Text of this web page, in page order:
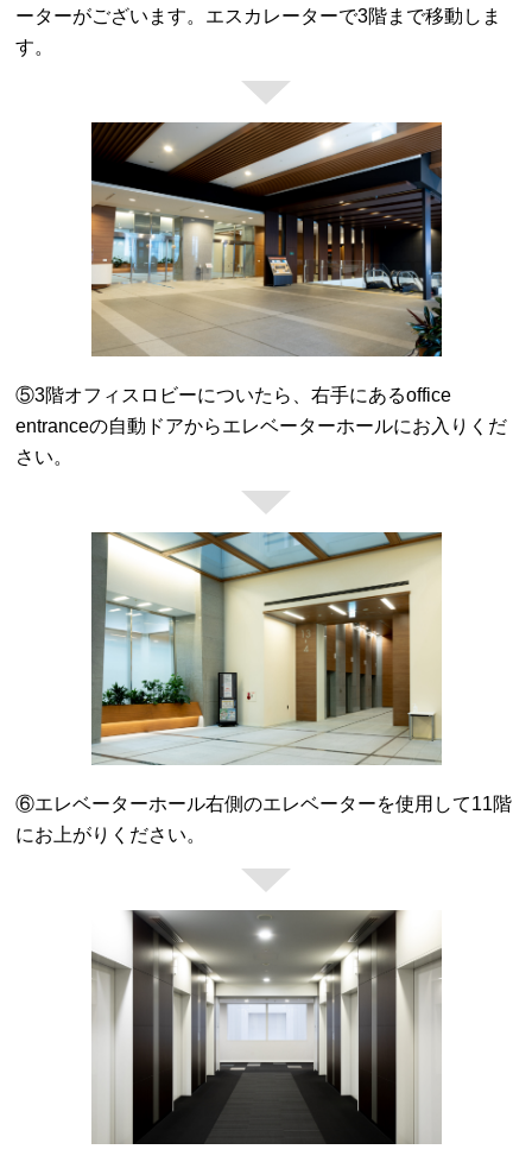
ーターがございます。エスカレーターで3階まで移動しま
す。
⑤3階オフィスロビーについたら、右手にあるoffice
entranceの自動ドアからエレベーターホールにお入りくだ
さい。
⑥エレベーターホール右側のエレベーターを使用して11階
にお上がりください。